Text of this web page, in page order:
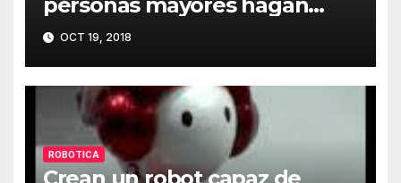
personas mayores hagan
ejercicio
OCT 19, 2018
ROBOTICA